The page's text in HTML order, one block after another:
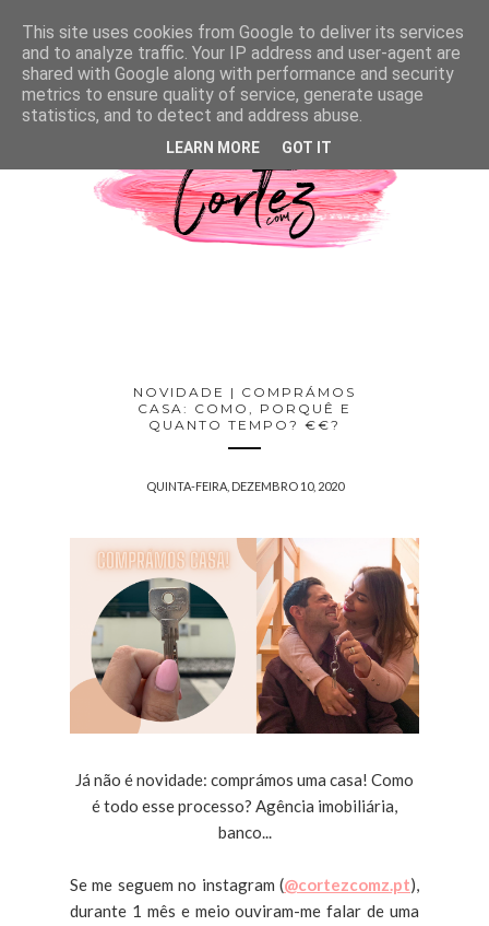
NOVIDADE | COMPRÁMOS
CASA: COMO, PORQUÊ E
QUANTO TEMPO? €€?
QUINTA-FEIRA, DEZEMBRO 10, 2020
Já não é novidade: comprámos uma casa! Como
é todo esse processo? Agência imobiliária,
banco...
Se me seguem no instagram (@cortezcomz.pt),
durante 1 mês e meio ouviram-me falar de uma
This site uses cookies from Google to deliver its services
and to analyze traffic. Your IP address and user-agent are
shared with Google along with performance and security
metrics to ensure quality of service, generate usage
statistics, and to detect and address abuse.
LEARN MORE GOT IT